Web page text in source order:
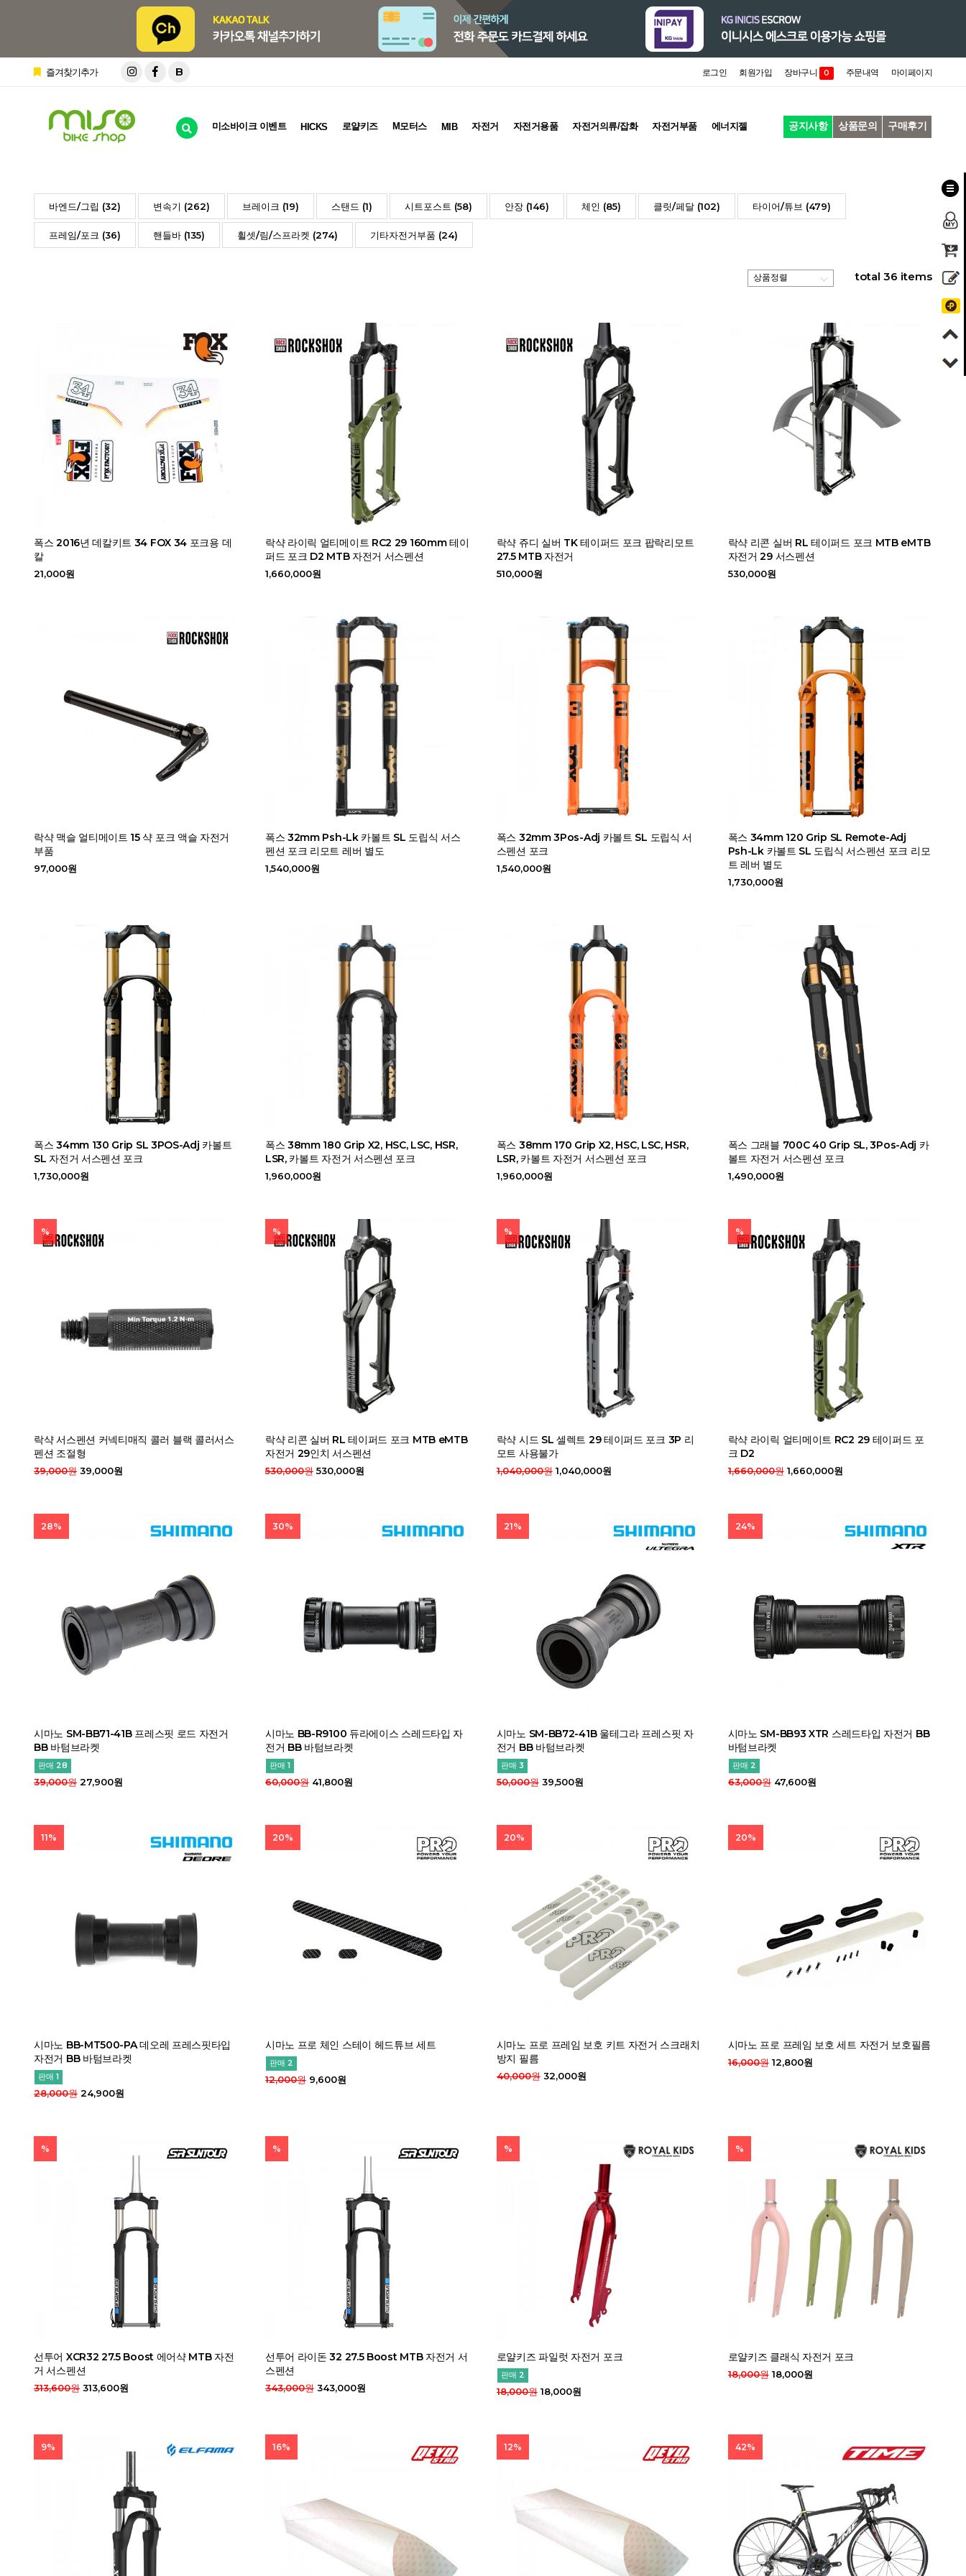
즐겨찾기추가 B 로그인 회원가입 장바구니 0 주문내역 마이페이지
미소바이크 이벤트 HICKS 로얄키즈 M모터스 MIB 자전거 자전거용품 자전거의류/잡화 자전거부품 에너지젤 공지사항 상품문의 구매후기
바엔드/그립 (32) 변속기 (262) 브레이크 (19) 스탠드 (1) 시트포스트 (58) 안장 (146) 체인 (85) 클릿/페달 (102) 타이어/튜브 (479)
프레임/포크 (36) 핸들바 (135) 휠셋/림/스프라켓 (274) 기타자전거부품 (24)
total 36 items
폭스 2016년 데칼키트 34 FOX 34 포크용 데
칼
21,000원
락샥 라이릭 얼티메이트 RC2 29 160mm 테이
퍼드 포크 D2 MTB 자전거 서스펜션
1,660,000원
락샥 쥬디 실버 TK 테이퍼드 포크 팝락리모트
27.5 MTB 자전거
510,000원
락샥 리콘 실버 RL 테이퍼드 포크 MTB eMTB
자전거 29 서스펜션
530,000원
락샥 맥슬 얼티메이트 15 샥 포크 액슬 자전거
부품
97,000원
폭스 32mm Psh-Lk 카볼트 SL 도립식 서스
펜션 포크 리모트 레버 별도
1,540,000원
폭스 32mm 3Pos-Adj 카볼트 SL 도립식 서
스펜션 포크
1,540,000원
폭스 34mm 120 Grip SL Remote-Adj
Psh-Lk 카볼트 SL 도립식 서스펜션 포크 리모
트 레버 별도
1,730,000원
폭스 34mm 130 Grip SL 3POS-Adj 카볼트
SL 자전거 서스펜션 포크
1,730,000원
폭스 38mm 180 Grip X2, HSC, LSC, HSR,
LSR, 카볼트 자전거 서스펜션 포크
1,960,000원
폭스 38mm 170 Grip X2, HSC, LSC, HSR,
LSR, 카볼트 자전거 서스펜션 포크
1,960,000원
폭스 그래블 700C 40 Grip SL, 3Pos-Adj 카
볼트 자전거 서스펜션 포크
1,490,000원
락샥 서스펜션 커넥티매직 콜러 블랙 콜러서스
펜션 조절형
%
39,000원 39,000원
락샥 리콘 실버 RL 테이퍼드 포크 MTB eMTB
자전거 29인치 서스펜션
%
530,000원530,000원
락샥 시드 SL 셀렉트 29 테이퍼드 포크 3P 리
모트 사용불가
%
1,040,000원1,040,000원
락샥 라이릭 얼티메이트 RC2 29 테이퍼드 포
크 D2
%
1,660,000원1,660,000원
시마노 SM-BB71-41B 프레스핏 로드 자전거
BB 바텀브라켓
판매 28
28%
39,000원 27,900원
시마노 BB-R9100 듀라에이스 스레드타입 자
전거 BB 바텀브라켓
판매 1
30%
60,000원41,800원
시마노 SM-BB72-41B 울테그라 프레스핏 자
전거 BB 바텀브라켓
판매 3
21%
50,000원39,500원
시마노 SM-BB93 XTR 스레드타입 자전거 BB
바텀브라켓
판매 2
24%
63,000원47,600원
시마노 BB-MT500-PA 데오레 프레스핏타입
자전거 BB 바텀브라켓
판매 1
11%
28,000원 24,900원
시마노 프로 체인 스테이 헤드튜브 세트
판매 2
20%
12,000원9,600원
시마노 프로 프레임 보호 키트 자전거 스크래치
방지 필름
20%
40,000원32,000원
시마노 프로 프레임 보호 세트 자전거 보호필름
20%
16,000원12,800원
선투어 XCR32 27.5 Boost 에어샥 MTB 자전
거 서스펜션
%
313,600원 313,600원
선투어 라이돈 32 27.5 Boost MTB 자전거 서
스펜션
%
343,000원343,000원
로얄키즈 파일럿 자전거 포크
판매 2
%
18,000원18,000원
로얄키즈 클래식 자전거 포크
%
18,000원18,000원
9% 16% 12% 42%